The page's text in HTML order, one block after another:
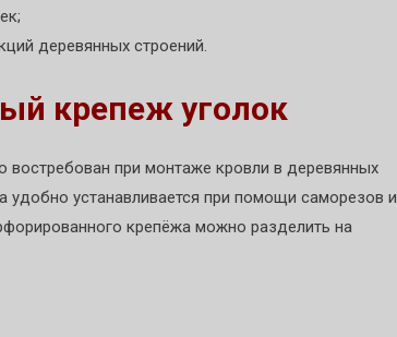
деревянных строений.
крепеж уголок
при монтаже кровли в деревянных
устанавливается при помощи саморезов и
крепёжа можно разделить на